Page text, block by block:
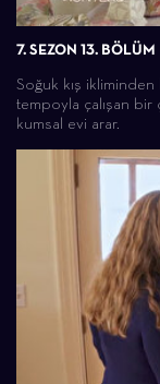
7. SEZON 13. BÖLÜM
Soğuk kış
tempoyla çalışan bir
kumsal evi arar.